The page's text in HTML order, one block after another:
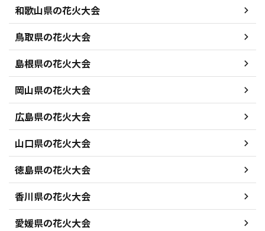
和歌山県の花火大会
鳥取県の花火大会
島根県の花火大会
岡山県の花火大会
広島県の花火大会
山口県の花火大会
徳島県の花火大会
香川県の花火大会
愛媛県の花火大会